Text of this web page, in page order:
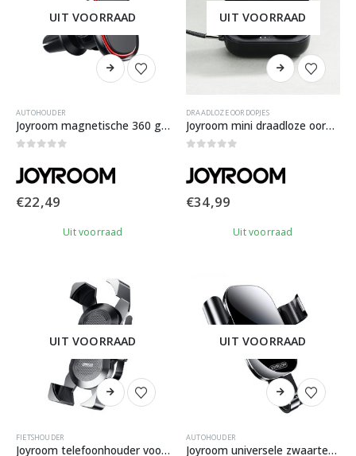
UIT VOORRAAD
AUTOHOUDER
Joyroom magnetische 360 graden telefoonhouder voor auto
€22,49
Uit voorraad
UIT VOORRAAD
DRAADLOZE OORDOPJES
Joyroom mini draadloze oordopjes
€34,99
Uit voorraad
UIT VOORRAAD
FIETSHOUDER
Joyroom telefoonhouder voor de fiets of scooter
UIT VOORRAAD
AUTOHOUDER
Joyroom universele zwaartekracht telefoonhouder auto